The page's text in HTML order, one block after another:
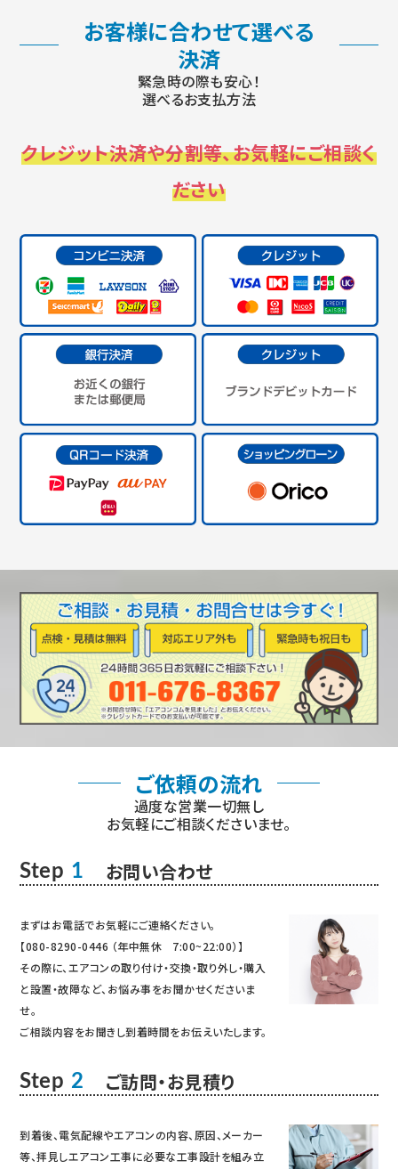
お客様に合わせて選べる
決済
緊急時の際も安心！
選べるお支払方法
クレジット決済や分割等、お気軽にご相談く
ださい
ご依頼の流れ
過度な営業一切無し
お気軽にご相談くださいませ。
Step 1 お問い合わせ
まずはお電話でお気軽にご連絡ください。
【080-8290-0446 （年中無休 7:00~22:00）】
その際に、エアコンの取り付け・交換・取り外し・購入
と設置・故障など、お悩み事をお聞かせくださいま
せ。
ご相談内容をお聞きし到着時間をお伝えいたします。
Step 2 ご訪問・お見積り
到着後、電気配線やエアコンの内容、原因、メーカー
等、拝見しエアコン工事に必要な工事設計を組み立